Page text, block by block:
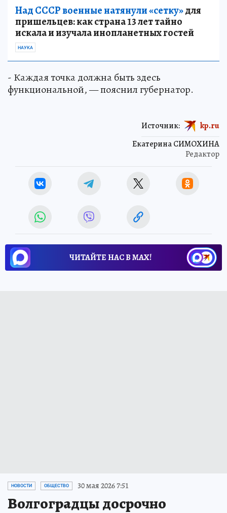
Над СССР военные натянули «сетку»для
пришельцев: как страна 13 лет тайно
искала и изучала инопланетных гостей
НАУКА
- Каждая точка должна быть здесь
функциональной, — пояснил губернатор.
Екатерина СИМОХИНА
Редактор
Источник: kp.ru
ЧИТАЙТЕ НАС В МАХ!
НОВОСТИ ОБЩЕСТВО 30 мая 2026 7:51
Волгоградцы досрочно